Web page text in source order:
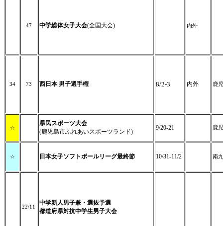
47 中学総体女子大会(全国大会) 内外
34 73 西日本 男子選手権 8/2-3 内外 鹿
☆
県民スポーツ大会
(鹿児島市ふれあいスポーツランド)
9/20-21 鹿
☆ 日本女子ソフトボールリーグ最終節 10/31-11/2 南
22/11
中学新人男子兼・選抜予選
都道府県対抗中学生男子大会